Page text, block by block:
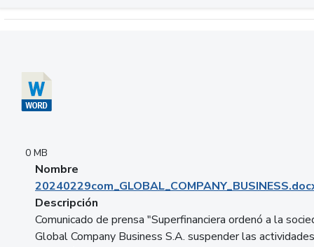
0 MB
Nombre
Descripción
Comunicado de prensa "Superfinanciera ordenó a la
Global Company Business S.A. suspender las